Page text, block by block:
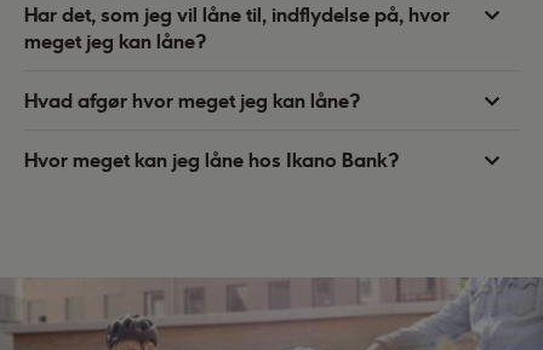
Har det, som jeg vil låne til, indflydelse på, hvor
meget jeg kan låne?
Hvad afgør hvor meget jeg kan låne?
Hvor meget kan jeg låne hos Ikano Bank?